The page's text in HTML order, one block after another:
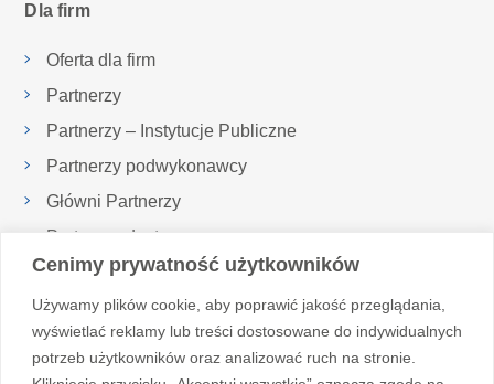
Cenimy prywatność użytkowników
Używamy plików cookie, aby poprawić jakość przeglądania,
wyświetlać reklamy lub treści dostosowane do indywidualnych
potrzeb użytkowników oraz analizować ruch na stronie.
Dla firm
Oferta dla firm
Partnerzy
Partnerzy – Instytucje Publiczne
Partnerzy podwykonawcy
Główni Partnerzy
Partnerzy dostawcy
Inspektor Ochrony Danych
Realizowane projekty